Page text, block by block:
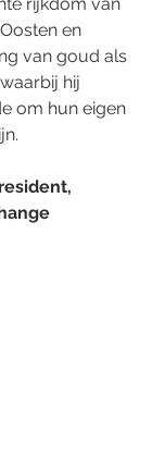
en
van goud als
hij
om hun eigen